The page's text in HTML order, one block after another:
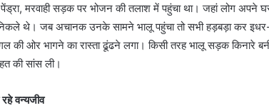
मरवाही सड़क पर भोजन की तलाश में पहुंचा था। जहां लोग अपने
थे। जब अचानक उनके सामने भालू पहुंचा तो सभी हड़बड़ा कर
की ओर भागने का रास्ता ढूंढने लगा। किसी तरह भालू सड़क किनारे
की सांस ली।
वन्यजीव